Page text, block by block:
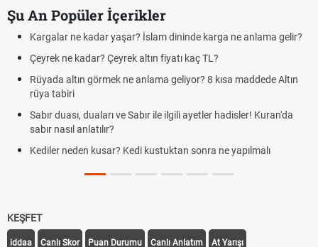
Şu An Popüler İçerikler
Kargalar ne kadar yaşar? İslam dininde karga ne anlama gelir?
Çeyrek ne kadar? Çeyrek altın fiyatı kaç TL?
Rüyada altın görmek ne anlama geliyor? 8 kısa maddede Altın
rüya tabiri
Sabır duası, duaları ve Sabır ile ilgili ayetler hadisler! Kuran'da
sabır nasıl anlatılır?
Kediler neden kusar? Kedi kustuktan sonra ne yapılmalı
KEŞFET
iddaa Canlı Skor Puan Durumu Canlı Anlatım At Yarışı